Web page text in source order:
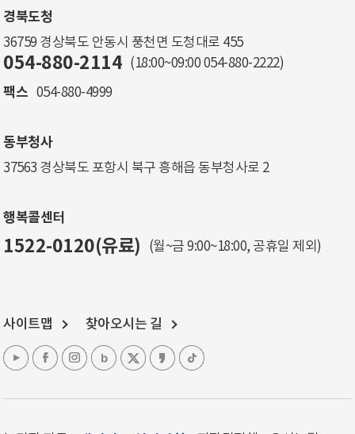
경북도청
36759 경상북도 안동시 풍천면 도청대로 455
054-880-2114 (18:00~09:00 054-880-2222)
팩스 054-880-4999
동부청사
37563 경상북도 포항시 북구 흥해읍 동부청사로 2
행복콜센터
1522-0120(유료) (월~금 9:00~18:00, 공휴일 제외)
사이트맵 찾아오시는 길